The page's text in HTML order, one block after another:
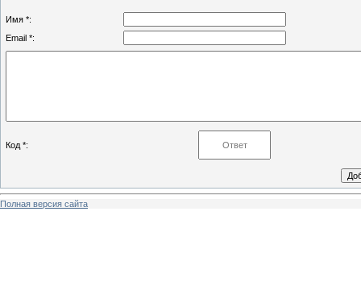
Имя *:
Email *:
Код *:
Полная версия сайта